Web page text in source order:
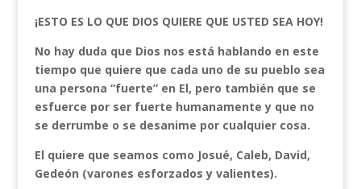
¡ESTO ES LO QUE DIOS QUIERE QUE USTED SEA HOY!
No hay duda que Dios nos está hablando en este
tiempo que quiere que cada uno de su pueblo sea
una persona “fuerte” en El, pero también que se
esfuerce por ser fuerte humanamente y que no
se derrumbe o se desanime por cualquier cosa.
El quiere que seamos como Josué, Caleb, David,
Gedeón (varones esforzados y valientes).